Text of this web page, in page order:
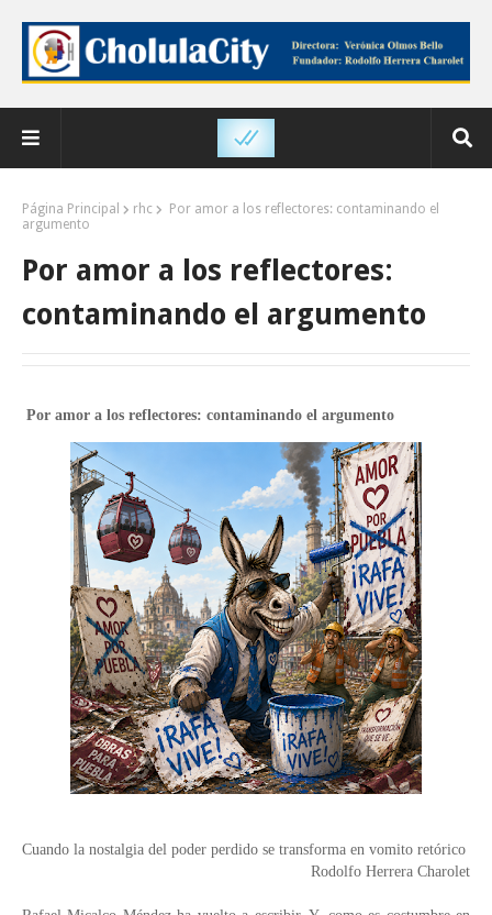
Página Principal rhc
Por amor a los reflectores: contaminando el
argumento
Por amor a los reflectores:
contaminando el argumento
Por amor a los reflectores: contaminando el argumento
Cuando la nostalgia del poder perdido se transforma en vomito retórico
Rodolfo Herrera Charolet